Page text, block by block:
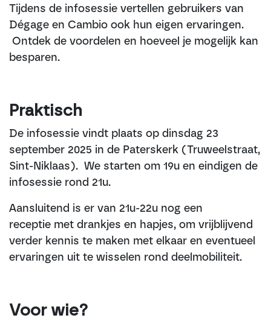
Tijdens de infosessie vertellen gebruikers van
Dégage en Cambio ook hun eigen ervaringen.
Ontdek de voordelen en hoeveel je mogelijk kan
besparen.
Praktisch
De infosessie vindt plaats op dinsdag 23
september 2025 in de Paterskerk (Truweelstraat,
Sint-Niklaas). We starten om 19u en eindigen de
infosessie rond 21u.
Aansluitend is er van 21u-22u nog een
receptie met drankjes en hapjes, om vrijblijvend
verder kennis te maken met elkaar en eventueel
ervaringen uit te wisselen rond deelmobiliteit.
Voor wie?